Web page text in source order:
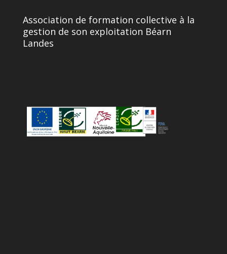
Association de formation collective à la
gestion de son exploitation Béarn
Landes